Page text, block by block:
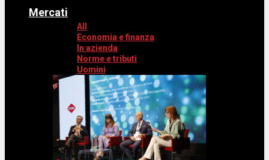
Mercati
All
Economia e finanza
In azienda
Norme e tributi
Uomini